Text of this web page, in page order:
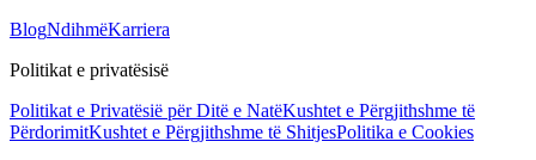
BlogNdihmëKarriera
Politikat e privatësisë
Politikat e Privatësië për Ditë e NatëKushtet e Përgjithshme të
PërdorimitKushtet e Përgjithshme të ShitjesPolitika e Cookies